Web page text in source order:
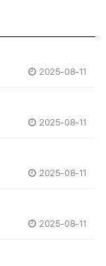
2025-08-11
2025-08-11
2025-08-11
2025-08-11